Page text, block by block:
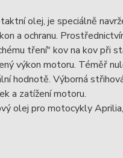
olej, je speciálně
a ochranu.
tření" kov na kov při
výkon motoru. Téměř
hodnotě. Výborná
a zatížení motoru.
olej pro motocykly